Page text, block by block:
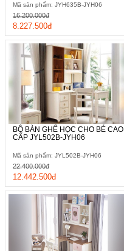
Mã sản phẩm: JYH635B-JYH06
8.227.500đ
16.200.000đ
BỘ BÀN GHẾ HỌC CHO BÉ CAO
CẤP JYL502B-JYH06
Mã sản phẩm: JYL502B-JYH06
12.442.500đ
22.400.000đ